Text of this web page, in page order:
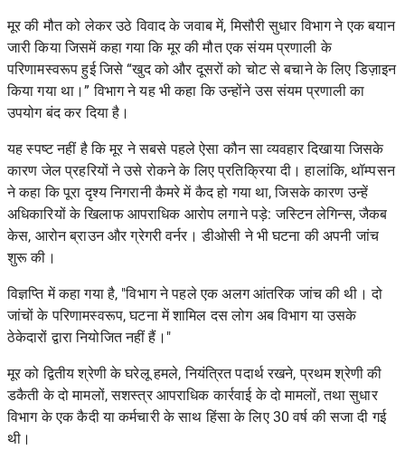
मूर की मौत को लेकर उठे विवाद के जवाब में,मिसौरी सुधार विभाग ने एक बयान
जारी कियाजिसमें कहा गया कि मूर की मौत एक संयम प्रणाली के
परिणामस्वरूप हुई जिसे “खुद को और दूसरों को चोट से बचाने के लिए डिज़ाइन
किया गया था।” विभाग ने यह भी कहा कि उन्होंने उस संयम प्रणाली का
उपयोग बंद कर दिया है।
यह स्पष्ट नहीं है कि मूर ने सबसे पहले ऐसा कौन सा व्यवहार दिखाया जिसके
कारण जेल प्रहरियों ने उसे रोकने के लिए प्रतिक्रिया दी। हालांकि, थॉम्पसन
ने कहा कि पूरा दृश्य निगरानी कैमरे में कैद हो गया था, जिसके कारण उन्हें
अधिकारियों के खिलाफ आपराधिक आरोप लगाने पड़े: जस्टिन लेगिन्स, जैकब
केस, आरोन ब्राउन और ग्रेगरी वर्नर। डीओसी ने भी घटना की अपनी जांच
शुरू की।
विज्ञप्ति में कहा गया है, "विभाग ने पहले एक अलग आंतरिक जांच की थी। दो
जांचों के परिणामस्वरूप, घटना में शामिल दस लोग अब विभाग या उसके
ठेकेदारों द्वारा नियोजित नहीं हैं।"
मूर को द्वितीय श्रेणी के घरेलू हमले, नियंत्रित पदार्थ रखने, प्रथम श्रेणी की
डकैती के दो मामलों, सशस्त्र आपराधिक कार्रवाई के दो मामलों, तथा सुधार
विभाग के एक कैदी या कर्मचारी के साथ हिंसा के लिए 30 वर्ष की सजा दी गई
थी।